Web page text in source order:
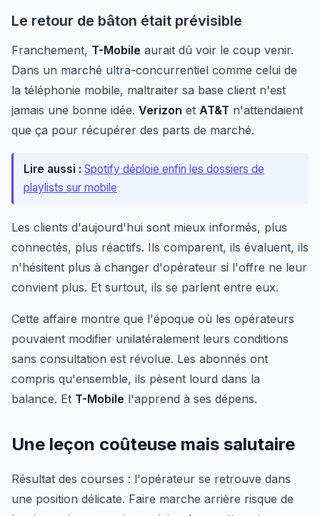
Le retour de bâton était prévisible
Franchement, T-Mobile aurait dû voir le coup venir.
Dans un marché ultra-concurrentiel comme celui de
la téléphonie mobile, maltraiter sa base client n'est
jamais une bonne idée. Verizon et AT&T n'attendaient
que ça pour récupérer des parts de marché.
Lire aussi : Spotify déploie enfin les dossiers de
playlists sur mobile
Les clients d'aujourd'hui sont mieux informés, plus
connectés, plus réactifs. Ils comparent, ils évaluent, ils
n'hésitent plus à changer d'opérateur si l'offre ne leur
convient plus. Et surtout, ils se parlent entre eux.
Cette affaire montre que l'époque où les opérateurs
pouvaient modifier unilatéralement leurs conditions
sans consultation est révolue. Les abonnés ont
compris qu'ensemble, ils pèsent lourd dans la
balance. Et T-Mobile l'apprend à ses dépens.
Une leçon coûteuse mais salutaire
Résultat des courses : l'opérateur se retrouve dans
une position délicate. Faire marche arrière risque de